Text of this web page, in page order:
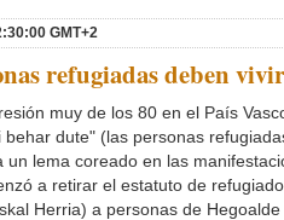
GMT+2
refugiadas deben
muy de los 80 en el País
behar dute" (las personas
un lema coreado en las
a retirar el estatuto de
Herria) a personas de